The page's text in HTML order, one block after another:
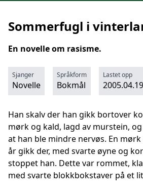
Sommerfugl i
En novelle om rasisme.
Sjanger
Novelle
Språkform
Bokmål
Lastet opp
2005.04.19
Han skalv der han gikk bortover
mørk og kald, lagd av murstein,
at han ble mindre nervøs. En
år gikk der, med svarte øyne og
stoppet han. Dette var rommet,
med svarte blokkbokstaver på et